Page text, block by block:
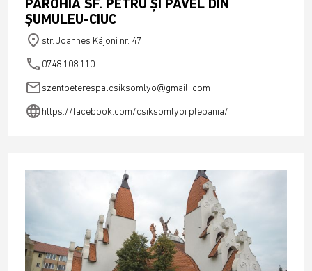
PAROHIA SF. PETRU ȘI PAVEL DIN
ȘUMULEU-CIUC
place str. Joannes Kájoni nr. 47
phone 0748 108 110
emailszentpeterespalcsiksomlyo@gmail. com
languagehttps://facebook.com/csiksomlyoi plebania/